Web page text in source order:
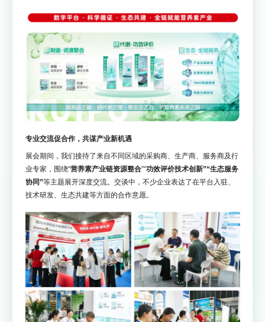
专业交流促合作，共谋产业新机遇
展会期间，我们接待了来自不同区域的采购商、生产商、服务商及行
业专家，围绕“营养素产业链资源整合”“功效评价技术创新”“生态服务
协同”等主题展开深度交流。交谈中，不少企业表达了在平台入驻、
技术研发、生态共建等方面的合作意愿。